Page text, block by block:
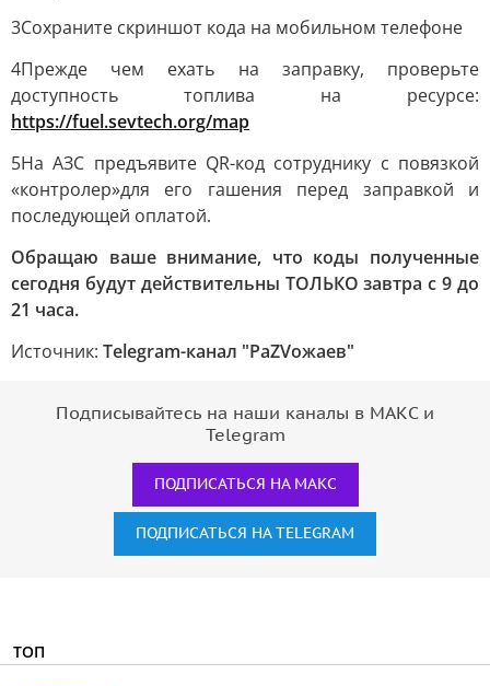
3Сохраните скриншот кода на мобильном телефоне
4Прежде чем ехать на заправку, проверьте
доступность топлива на ресурсе:
https://fuel.sevtech.org/map
5На АЗС предъявите QR-код сотруднику с повязкой
«контролер»для его гашения перед заправкой и
последующей оплатой.
Обращаю ваше внимание, что коды полученные
сегодня будут действительны ТОЛЬКО завтра с 9 до
21 часа.
Источник: Telegram-канал "РаZVожаев"
Подписывайтесь на наши каналы в МАКС и
Telegram
ПОДПИСАТЬСЯ НА МАКС
ПОДПИСАТЬСЯ НА TELEGRAM
ТОП